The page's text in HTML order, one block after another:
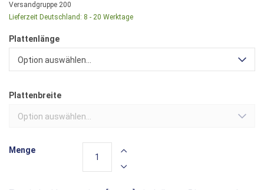
Versandgruppe 200
Lieferzeit Deutschland: 8 - 20 Werktage
Plattenlänge
Option auswählen...
Plattenbreite
Option auswählen...
Menge